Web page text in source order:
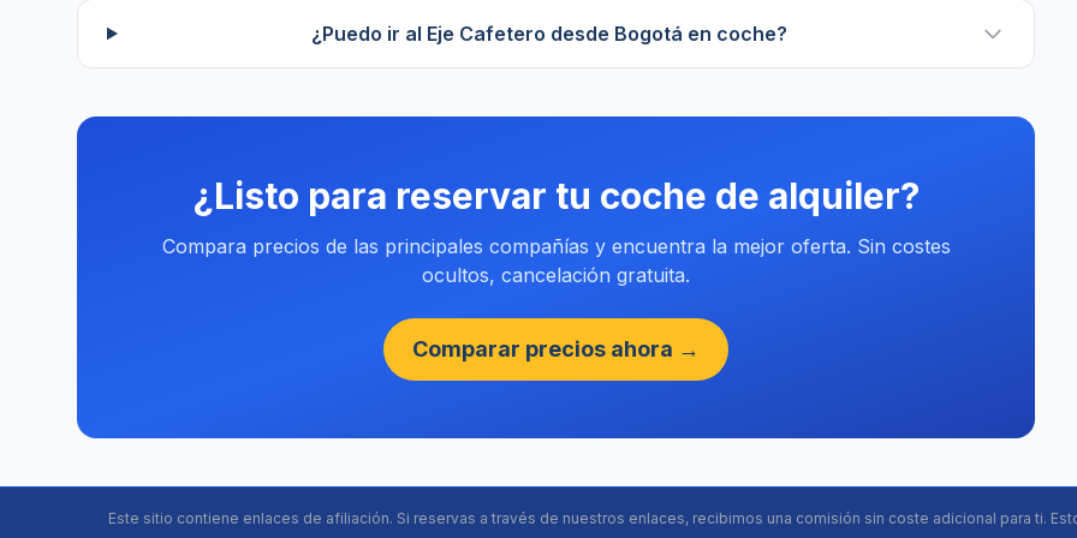
¿Puedo ir al Eje Cafetero desde Bogotá en coche?
¿Listo para reservar tu coche de alquiler?
Compara precios de las principales compañías y encuentra la mejor oferta. Sin costes
ocultos, cancelación gratuita.
Comparar precios ahora →
Este sitio contiene enlaces de afiliación. Si reservas a través de nuestros enlaces, recibimos una comisión sin coste adicional para ti.